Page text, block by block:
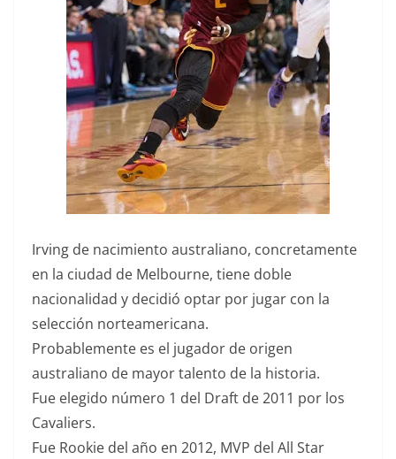
Irving de nacimiento australiano, concretamente
en la ciudad de Melbourne, tiene doble
nacionalidad y decidió optar por jugar con la
selección norteamericana.
Probablemente es el jugador de origen
australiano de mayor talento de la historia.
Fue elegido número 1 del Draft de 2011 por los
Cavaliers.
Fue Rookie del año en 2012, MVP del All Star